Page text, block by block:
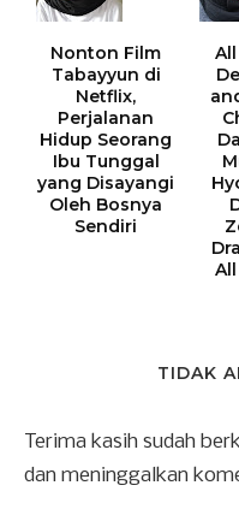
Nonton Film
Tabayyun di
Netflix,
Perjalanan
Hidup Seorang
Ibu Tunggal
yang Disayangi
Oleh Bosnya
Sendiri
TIDAK
Terima kasih sudah
dan meninggalkan